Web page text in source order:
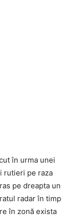
în urma unei
rutieri pe raza
pe dreapta un
radar în timp
în zonă exista